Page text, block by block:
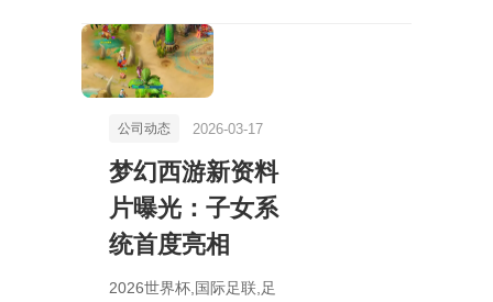
公司动态 2026-03-17
梦幻西游新资料
片曝光：子女系
统首度亮相
2026世界杯,国际足联,足